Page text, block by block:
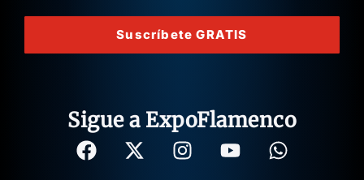
Suscríbete GRATIS
Sigue a ExpoFlamenco